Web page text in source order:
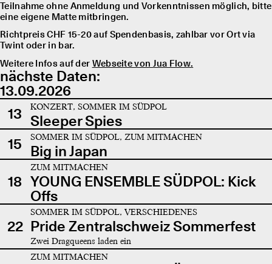
Teilnahme ohne Anmeldung und Vorkenntnissen möglich, bitte
eine eigene Matte mitbringen.
Richtpreis CHF 15-20 auf Spendenbasis, zahlbar vor Ort via
Twint oder in bar.
Weitere Infos auf der Webseite von Jua Flow.
nächste Daten:
13.09.2026
13
KONZERT, SOMMER IM SÜDPOL
Sleeper Spies
15
SOMMER IM SÜDPOL, ZUM MITMACHEN
Big in Japan
18
ZUM MITMACHEN
YOUNG ENSEMBLE SÜDPOL: Kick
Offs
22
SOMMER IM SÜDPOL, VERSCHIEDENES
Pride Zentralschweiz Sommerfest
Zwei Dragqueens laden ein
ZUM MITMACHEN